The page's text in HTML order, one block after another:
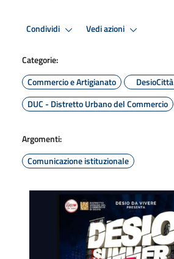
Condividi Vedi azioni
Categorie:
Commercio e Artigianato
DesioCittà
DUC - Distretto Urbano del Commercio
Argomenti:
Comunicazione istituzionale